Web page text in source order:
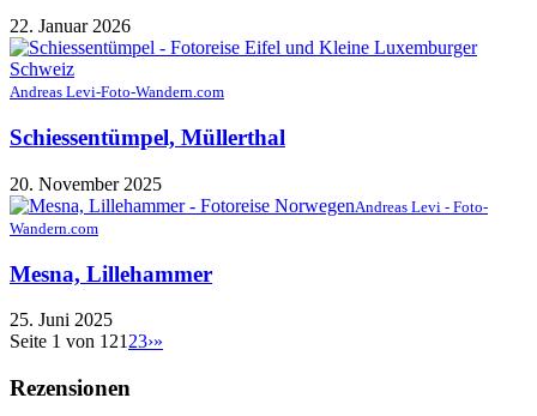
22. Januar 2026
Andreas Levi-Foto-Wandern.com
Schiessentümpel, Müllerthal
20. November 2025
Andreas Levi - Foto-
Wandern.com
Mesna, Lillehammer
25. Juni 2025
Seite 1 von 121 23›»
Rezensionen